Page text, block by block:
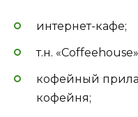
интернет-кафе;
т.н.
кофейный
кофейня;